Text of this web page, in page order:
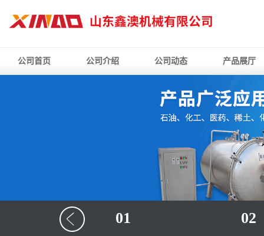
公司首页 公司介绍 公司动态 产品展厅
01 02